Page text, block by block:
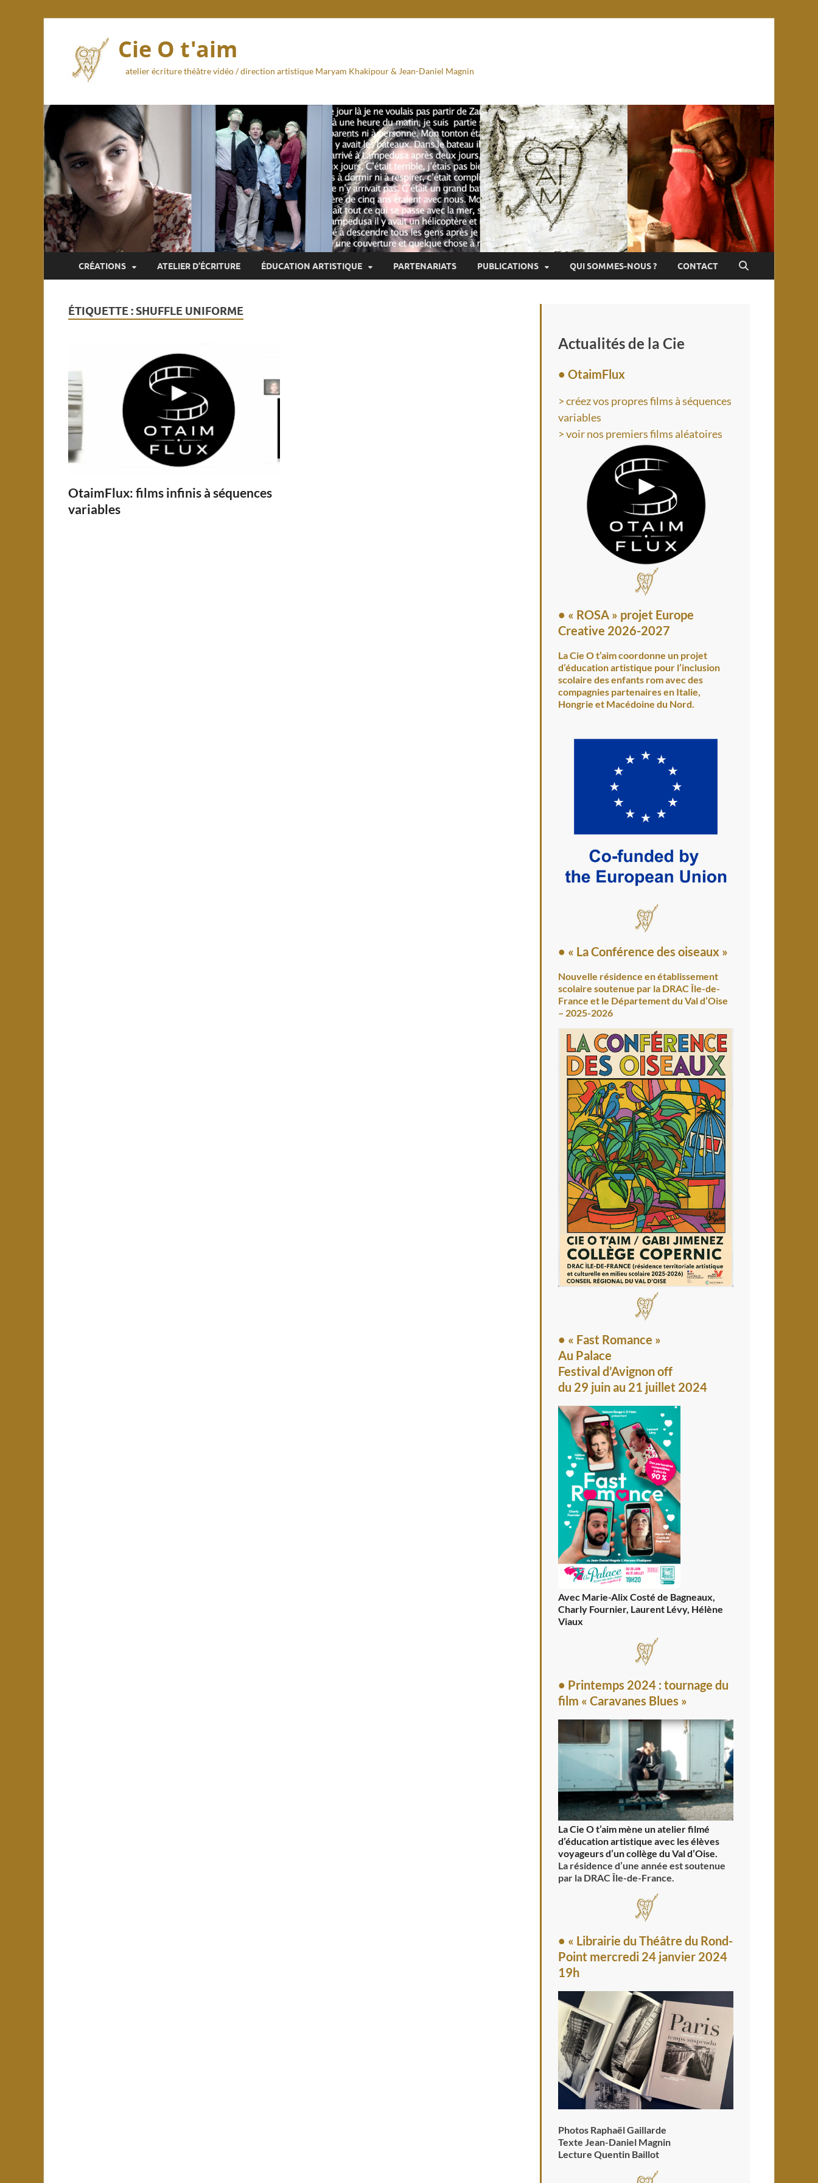
Cie O t'aim
atelier écriture théâtre vidéo / direction artistique Maryam Khakipour & Jean-Daniel Magnin
CRÉATIONS ATELIER D’ÉCRITURE ÉDUCATION ARTISTIQUE PARTENARIATS PUBLICATIONS QUI SOMMES-NOUS ? CONTACT
ÉTIQUETTE : SHUFFLE UNIFORME
OtaimFlux: films infinis à séquences
variables
Actualités de la Cie
• OtaimFlux
> créez vos propres films à séquences
variables
> voir nos premiers films aléatoires
• « ROSA » projet Europe
Creative 2026-2027
La Cie O t’aim coordonne un projet
d’éducation artistique pour l’inclusion
scolaire des enfants rom avec des
compagnies partenaires en Italie,
Hongrie et Macédoine du Nord.
• « La Conférence des oiseaux »
Nouvelle résidence en établissement
scolaire soutenue par la DRAC Île-de-
France et le Département du Val d’Oise
– 2025-2026
• « Fast Romance »
Au Palace
Festival d’Avignon off
du 29 juin au 21 juillet 2024
Avec Marie-Alix Costé de Bagneaux,
Charly Fournier, Laurent Lévy, Hélène
Viaux
• Printemps 2024 : tournage du
film « Caravanes Blues »
La Cie O t’aim mène un atelier filmé
d’éducation artistique avec les élèves
voyageurs d’un collège du Val d’Oise.
La résidence d’une année est soutenue
par la DRAC Île-de-France.
• « Librairie du Théâtre du Rond-
Point mercredi 24 janvier 2024
19h
Photos Raphaël Gaillarde
Texte Jean-Daniel Magnin
Lecture Quentin Baillot